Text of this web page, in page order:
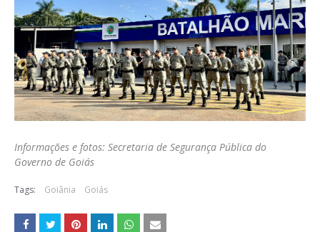
Informações e fotos: Secretaria de Segurança Pública do
Governo de Goiás
Tags: Goiânia Goiás